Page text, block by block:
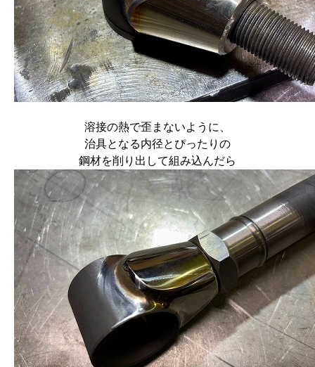
溶接の熱で歪まないように、
治具となる内径とぴったりの
鋼材を削り出して組み込んだら